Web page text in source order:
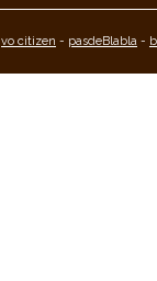
vo citizen - pasdeBlabla -